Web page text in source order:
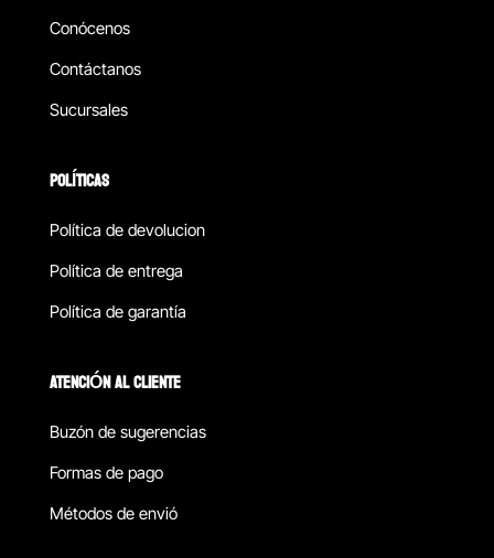
Conócenos
Contáctanos
Sucursales
POLÍTICAS
Política de devolucion
Política de entrega
Política de garantía
ATENCIÓN AL CLIENTE
Buzón de sugerencias
Formas de pago
Métodos de envió